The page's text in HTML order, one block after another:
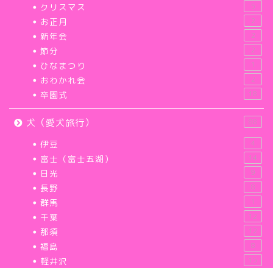
クリスマス 5
お正月 2
新年会 2
節分 2
ひなまつり 1
おわかれ会 2
卒園式 18
犬（愛犬旅行） 88
伊豆 4
富士（富士五湖） 14
日光 9
長野 8
群馬 1
千葉 12
那須 12
福島 8
軽井沢 15